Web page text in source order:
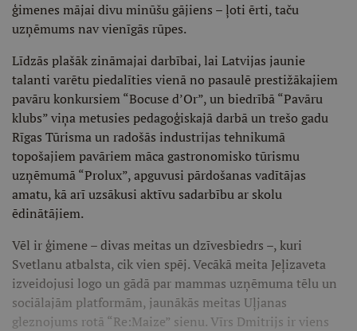
ģimenes mājai divu minūšu gājiens – ļoti ērti, taču
uzņēmums nav vienīgās rūpes.
Līdzās plašāk zināmajai darbībai, lai Latvijas jaunie
talanti varētu piedalīties vienā no pasaulē prestižākajiem
pavāru konkursiem “Bocuse d’Or”, un biedrībā “Pavāru
klubs” viņa metusies pedagoģiskajā darbā un trešo gadu
Rīgas Tūrisma un radošās industrijas tehnikumā
topošajiem pavāriem māca gastronomisko tūrismu
uzņēmumā “Prolux”, apguvusi pārdošanas vadītājas
amatu, kā arī uzsākusi aktīvu sadarbību ar skolu
ēdinātājiem.
Vēl ir ģimene – divas meitas un dzīvesbiedrs –, kuri
Svetlanu atbalsta, cik vien spēj. Vecākā meita Jeļizaveta
izveidojusi logo un gādā par mammas uzņēmuma tēlu un
sociālajām platformām, jaunākās meitas Uļjanas
gleznojums rotā “Re:Maize” sienu. Vīrs Dmitrijs ir viens